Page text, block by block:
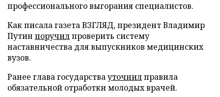
профессионального выгорания специалистов.
Как писала газета ВЗГЛЯД, президент Владимир
Путин поручилпроверить систему
наставничества для выпускников медицинских
вузов.
Ранее глава государствауточнилправила
обязательной отработки молодых врачей.